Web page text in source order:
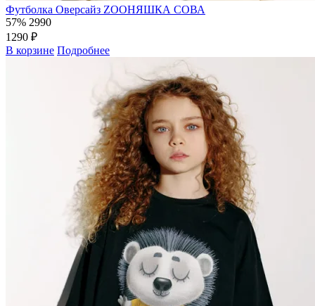
Футболка Оверсайз ZOOНЯШКА СОВА
57% 2990
1290 ₽
В корзине Подробнее